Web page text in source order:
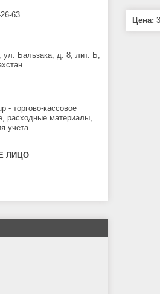
Цена:
63
ул. Бальзака, д. 8, лит. Б,
- торгово-кассовое
расходные материалы,
учета.